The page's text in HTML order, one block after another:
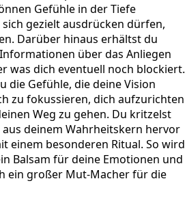
Gefühle in der Tiefe
gezielt ausdrücken dürfen,
Darüber hinaus erhältst du
über das Anliegen
was dich eventuell noch blockiert.
die Gefühle, die deine Vision
zu fokussieren, dich aufzurichten
Weg zu gehen. Du kritzelst
deinem Wahrheitskern hervor
einem besonderen Ritual. So wird
Balsam für deine Emotionen und
ein großer Mut-Macher für die